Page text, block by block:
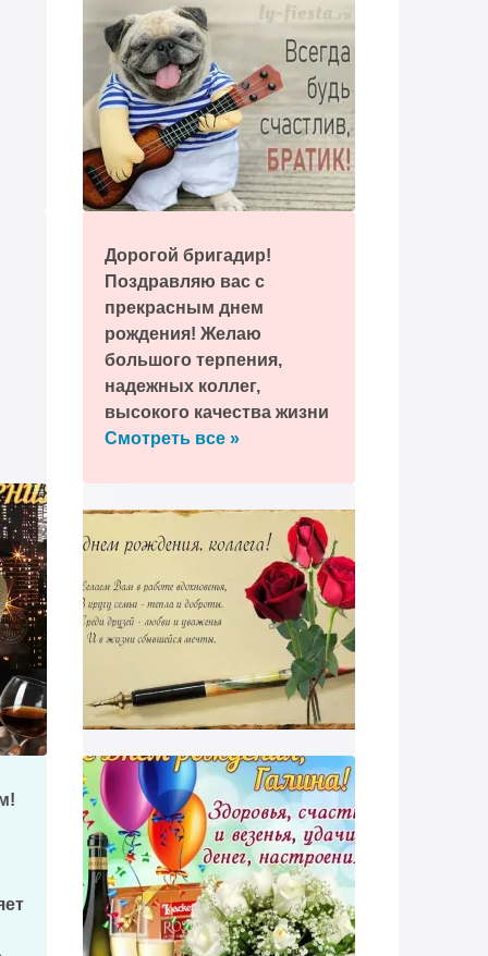
Дорогой бригадир!
Поздравляю вас с
прекрасным днем
рождения! Желаю
большого терпения,
надежных коллег,
высокого качества жизни
и реализации всех своих
Смотреть все »